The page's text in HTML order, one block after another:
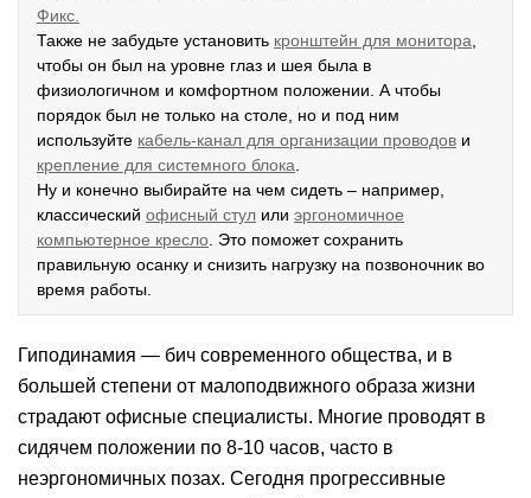
Фикс.
Также не забудьте установить кронштейн для монитора
чтобы он был на уровне глаз и шея была в
физиологичном и комфортном положении. А чтобы
порядок был не только на столе, но и под ним
используйте кабель-канал для организации проводов и
крепление для системного блока
Ну и конечно выбирайте на чем сидеть – например,
классический офисный стул или эргономичное
компьютерное кресло . Это поможет сохранить
правильную осанку и снизить нагрузку на позвоночник во
время работы.
Гиподинамия — бич современного общества, и в
большей степени от малоподвижного образа жизни
страдают офисные специалисты. Многие проводят в
сидячем положении по 8-10 часов, часто в
неэргономичных позах. Сегодня прогрессивные